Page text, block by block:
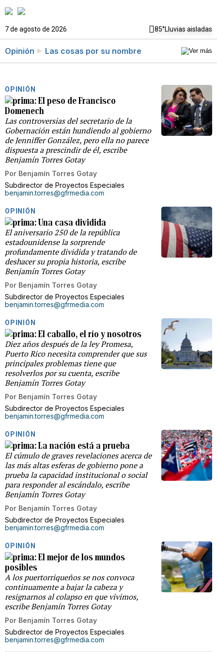
7 de agosto de 2026 85°Lluvias aisladas
Opinión Las cosas por su nombre
OPINIÓN
El peso de Francisco
Domenech
Las controversias del secretario de la
Gobernación están hundiendo al gobierno
de Jenniffer González, pero ella no parece
dispuesta a prescindir de él, escribe
Benjamín Torres Gotay
Por Benjamín Torres Gotay
Subdirector de Proyectos Especiales
benjamin.torres@gfrmedia.com
OPINIÓN
Una casa dividida
El aniversario 250 de la república
estadounidense la sorprende
profundamente dividida y tratando de
deshacer su propia historia, escribe
Benjamín Torres Gotay
Por Benjamín Torres Gotay
Subdirector de Proyectos Especiales
benjamin.torres@gfrmedia.com
OPINIÓN
El caballo, el río y nosotros
Diez años después de la ley Promesa,
Puerto Rico necesita comprender que sus
principales problemas tiene que
resolverlos por su cuenta, escribe
Benjamín Torres Gotay
Por Benjamín Torres Gotay
Subdirector de Proyectos Especiales
benjamin.torres@gfrmedia.com
OPINIÓN
La nación está a prueba
El cúmulo de graves revelaciones acerca de
las más altas esferas de gobierno pone a
prueba la capacidad institucional o social
para responder al escándalo, escribe
Benjamín Torres Gotay
Por Benjamín Torres Gotay
Subdirector de Proyectos Especiales
benjamin.torres@gfrmedia.com
OPINIÓN
El mejor de los mundos
posibles
A los puertorriqueños se nos convoca
continuamente a bajar la cabeza y
resignarnos al colapso en que vivimos,
escribe Benjamín Torres Gotay
Por Benjamín Torres Gotay
Subdirector de Proyectos Especiales
benjamin.torres@gfrmedia.com